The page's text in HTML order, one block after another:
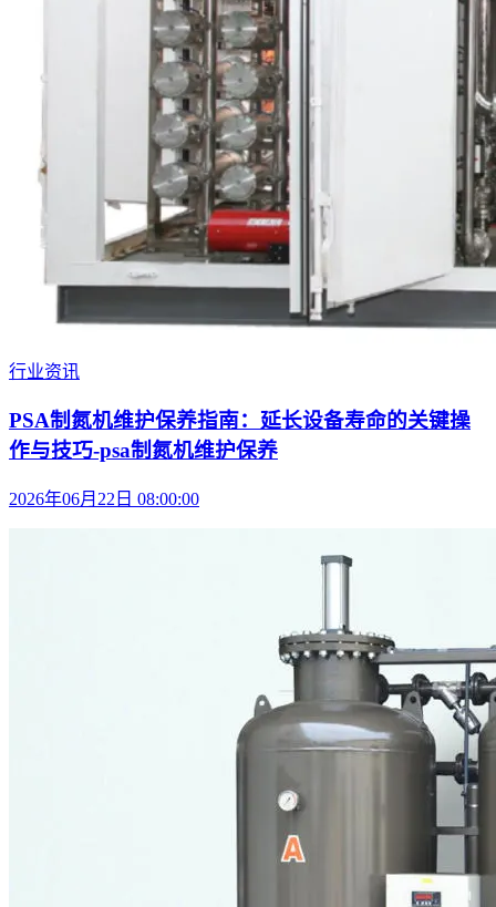
行业资讯
PSA制氮机维护保养指南：延长设备寿命的关键操
作与技巧-psa制氮机维护保养
2026年06月22日 08:00:00